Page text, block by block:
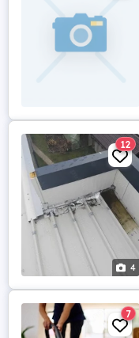
4
12
7